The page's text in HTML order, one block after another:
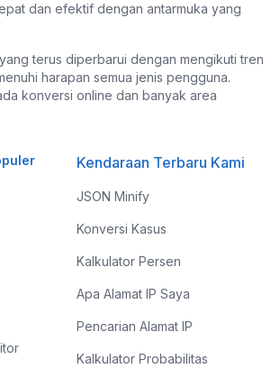
dan efektif dengan antarmuka yang
terus diperbarui dengan mengikuti tren
harapan semua jenis pengguna.
konversi online dan banyak area
Kendaraan Terbaru Kami
JSON Minify
Konversi Kasus
Kalkulator Persen
Apa Alamat IP Saya
Pencarian Alamat IP
Kalkulator Probabilitas